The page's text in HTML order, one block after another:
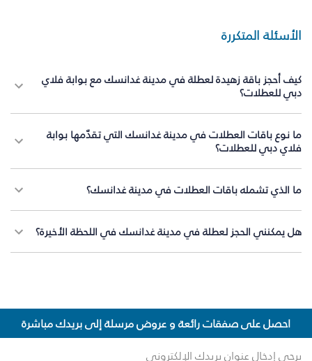
الأسئلة المتكررة
كيف أحجز باقة زهيدة لعطلة في مدينة غدانسك مع بوابة فلاي
دبي للعطلات؟
ما نوع باقات العطلات في مدينة غدانسك التي تقدّمها بوابة
فلاي دبي للعطلات؟
ما الذي تشمله باقات العطلات في مدينة غدانسك؟
هل يمكنني الحجز لعطلة في مدينة غدانسك في اللحظة الأخيرة؟
احصل على صفقات رائعة و عروض مرسلة إلى بريدك مباشرة